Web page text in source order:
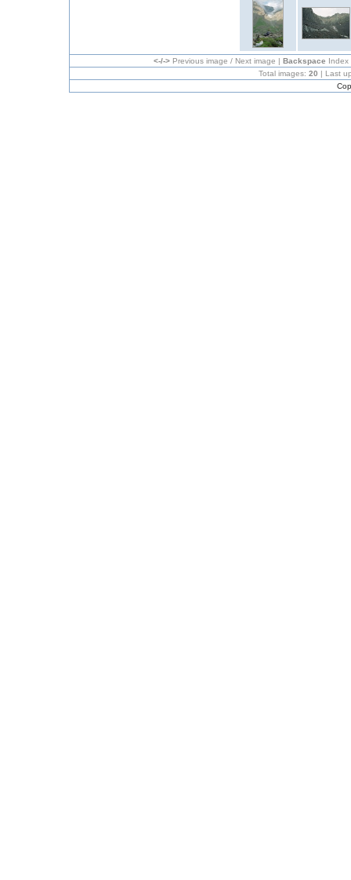
<-/-> Previous image / Next image | Backspace
Total images: 20 | Last